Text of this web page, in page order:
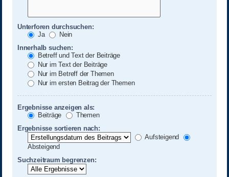
Unterforen durchsuchen:
Ja
Nein
Innerhalb suchen:
Betreff und Text der Beiträge
Nur im Text der Beiträge
Nur im Betreff der Themen
Nur im ersten Beitrag der Themen
Ergebnisse anzeigen als:
Beiträge
Themen
Ergebnisse sortieren nach:
Aufsteigend
Absteigend
Suchzeitraum begrenzen: